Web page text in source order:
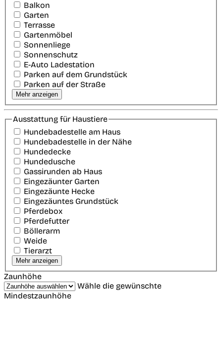
Balkon
Garten
Terrasse
Gartenmöbel
Sonnenliege
Sonnenschutz
E-Auto Ladestation
Parken auf dem Grundstück
Parken auf der Straße
Mehr anzeigen
Ausstattung für Haustiere
Hundebadestelle am Haus
Hundebadestelle in der Nähe
Hundedecke
Hundedusche
Gassirunden ab Haus
Eingezäunter Garten
Eingezäunte Hecke
Eingezäuntes Grundstück
Pferdebox
Pferdefutter
Böllerarm
Weide
Tierarzt
Mehr anzeigen
Zaunhöhe
Wähle die gewünschte
Mindestzaunhöhe